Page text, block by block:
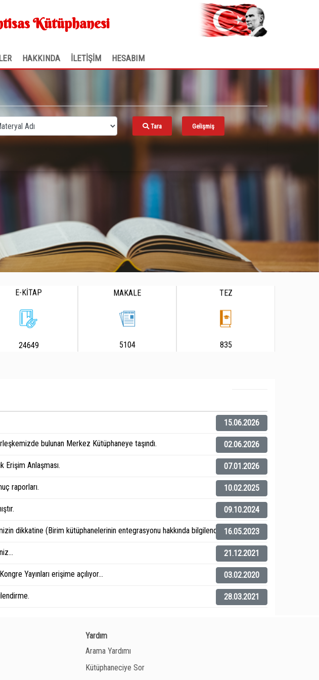
Kütüphanesi
HAKKINDA İLETİŞİM HESABIM
Tara Gelişmiş
E-KİTAP
24649
MAKALE
5104
TEZ
835
15.06.2026
bulunan Merkez Kütüphaneye taşındı. 02.06.2026
Erişim Anlaşması. 07.01.2026
raporları. 10.02.2025
09.10.2024
dikkatine (Birim kütüphanelerinin entegrasyonu hakkında bilgilendirme).16.05.2023
21.12.2021
Yayınları erişime açılıyor... 03.02.2020
28.03.2021
Yardım
Arama Yardımı
Kütüphaneciye Sor